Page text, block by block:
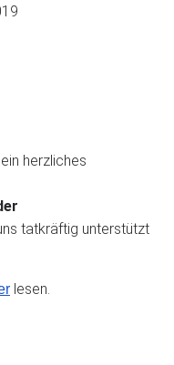
herzliches
tatkräftig unterstützt
lesen.